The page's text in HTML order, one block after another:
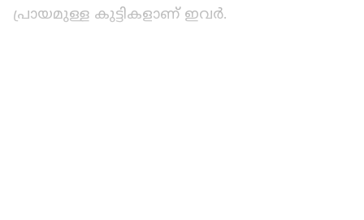
പ്രായമുള്ള കുട്ടികളാണ് ഇവർ.